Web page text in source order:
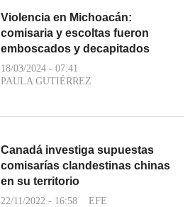
Violencia en Michoacán:
comisaria y escoltas fueron
emboscados y decapitados
18/03/2024 - 07:41
PAULA GUTIÉRREZ
Canadá investiga supuestas
comisarías clandestinas chinas
en su territorio
22/11/2022 - 16:58 EFE